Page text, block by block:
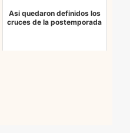
Asi quedaron definidos los
cruces de la postemporada